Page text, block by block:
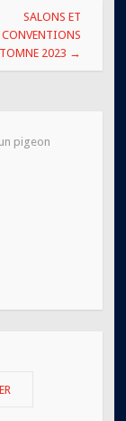
SALONS ET
CONVENTIONS
2023 →
pigeon